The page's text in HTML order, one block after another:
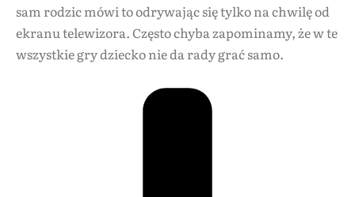
sam rodzic mówi to odrywając się tylko na chwilę od
ekranu telewizora. Często chyba zapominamy, że w te
wszystkie gry dziecko nie da rady grać samo.